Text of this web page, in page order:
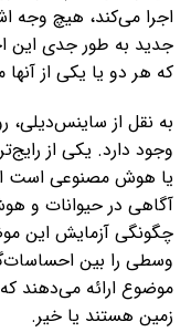
اجرا می‌کند، هیچ وجه
جدید به طور جدی این
که هر دو یا یکی از
به نقل از ساینس‌دیلی،
وجود دارد. یکی از
یا هوش مصنوعی است
آگاهی در حیوانات و
چگونگی آزمایش این
وسطی را بین
موضوع ارائه می‌دهند
زمین هستند یا خیر.